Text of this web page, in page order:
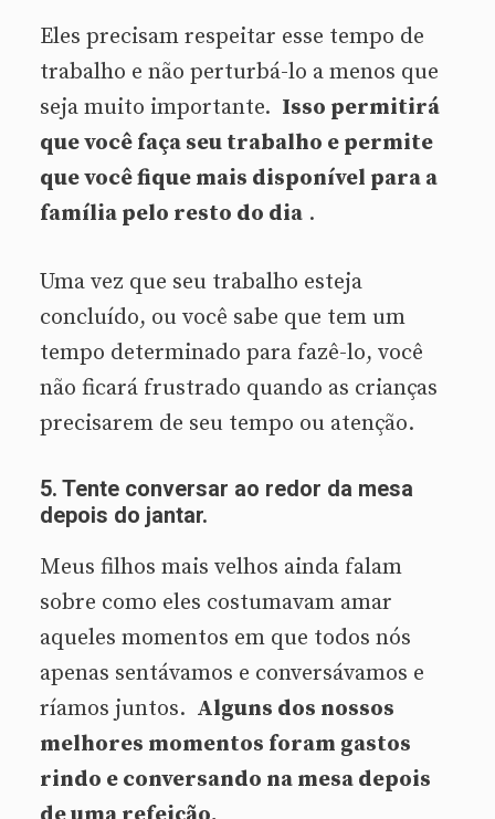
Eles precisam respeitar esse tempo de
trabalho e não perturbá-lo a menos que
seja muito importante. Isso permitirá
que você faça seu trabalho e permite
que você fique mais disponível para a
família pelo resto do dia .
Uma vez que seu trabalho esteja
concluído, ou você sabe que tem um
tempo determinado para fazê-lo, você
não ficará frustrado quando as crianças
precisarem de seu tempo ou atenção.
5. Tente conversar ao redor da mesa
depois do jantar.
Meus filhos mais velhos ainda falam
sobre como eles costumavam amar
aqueles momentos em que todos nós
apenas sentávamos e conversávamos e
ríamos juntos. Alguns dos nossos
melhores momentos foram gastos
rindo e conversando na mesa depois